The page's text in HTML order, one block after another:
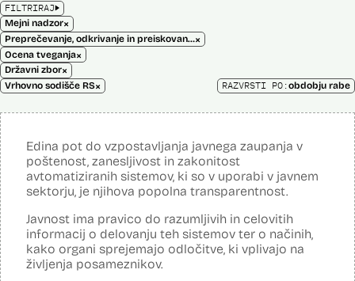
FILTRIRAJ
Mejni nadzor×
Preprečevanje, odkrivanje in preiskovanje kaznivih dejanj×
Ocena tveganja×
Državni zbor×
Vrhovno sodišče RS× RAZVRSTI PO:obdobju rabe
Edina pot do vzpostavljanja javnega zaupanja v
poštenost, zanesljivost in zakonitost
avtomatiziranih sistemov, ki so v uporabi v javnem
sektorju, je njihova popolna transparentnost.
Javnost ima pravico do razumljivih in celovitih
informacij o delovanju teh sistemov ter o načinih,
kako organi sprejemajo odločitve, ki vplivajo na
življenja posameznikov.